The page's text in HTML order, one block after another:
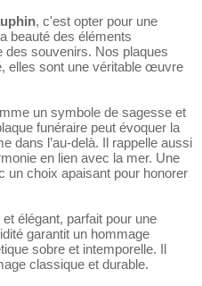
, c'est opter pour une
beauté des éléments
des souvenirs. Nos plaques
elles sont une véritable œuvre
un symbole de sagesse et
funéraire peut évoquer la
dans l’au-delà. Il rappelle aussi
en lien avec la mer. Une
un choix apaisant pour honorer
élégant, parfait pour une
garantit un hommage
sobre et intemporelle. Il
classique et durable.